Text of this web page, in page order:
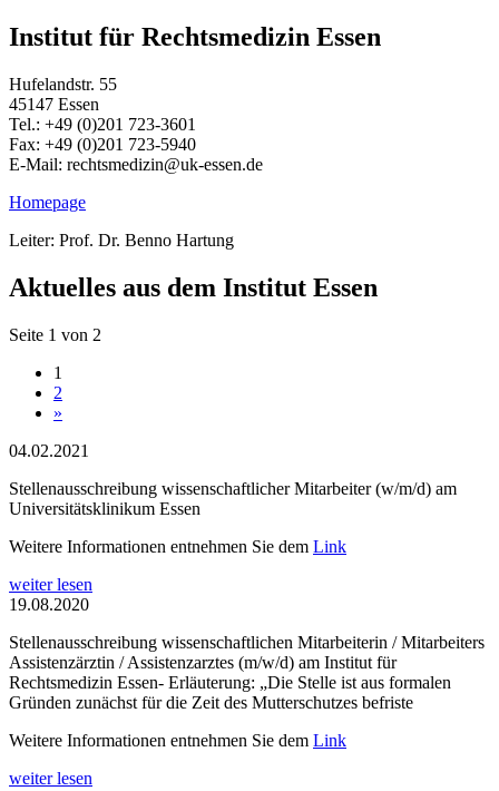
Institut für Rechtsmedizin Essen
Hufelandstr. 55
45147 Essen
Tel.: +49 (0)201 723-3601
Fax: +49 (0)201 723-5940
E-Mail: rechtsmedizin@uk-essen.de
Homepage
Leiter: Prof. Dr. Benno Hartung
Aktuelles aus dem Institut Essen
Seite 1 von 2
1
2
»
04.02.2021
Stellenausschreibung wissenschaftlicher Mitarbeiter (w/m/d) am
Universitätsklinikum Essen
Weitere Informationen entnehmen Sie dem Link
weiter lesen
19.08.2020
Stellenausschreibung wissenschaftlichen Mitarbeiterin / Mitarbeiters
Assistenzärztin / Assistenzarztes (m/w/d) am Institut für
Rechtsmedizin Essen- Erläuterung: „Die Stelle ist aus formalen
Gründen zunächst für die Zeit des Mutterschutzes befriste
Weitere Informationen entnehmen Sie dem Link
weiter lesen